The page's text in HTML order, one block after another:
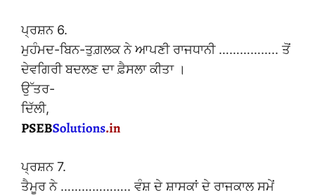
ਪ੍ਰਸ਼ਨ 6.
ਮੁਹੰਮਦ-ਬਿਨ-ਤੁਗ਼ਲਕ ਨੇ ਆਪਣੀ ਰਾਜਧਾਨੀ …………….. ਤੋਂ
ਦੇਵਗਿਰੀ ਬਦਲਣ ਦਾ ਫ਼ੈਸਲਾ ਕੀਤਾ ।
ਉੱਤਰ-
ਦਿੱਲੀ,
ਪ੍ਰਸ਼ਨ 7.
ਤੈਮੂਰ ਨੇ ……………….. ਵੰਸ਼ ਦੇ ਸ਼ਾਸਕਾਂ ਦੇ ਰਾਜਕਾਲ ਸਮੇਂ